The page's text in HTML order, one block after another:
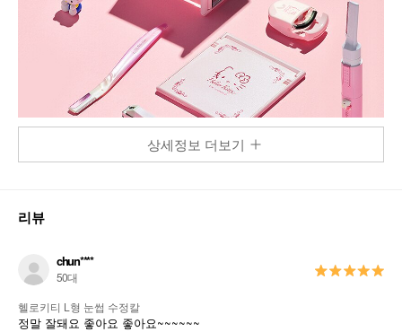
상세정보 더보기
리뷰
chun****
50대
헬로키티 L형 눈썹 수정칼
정말 잘돼요 좋아요 좋아요~~~~~~